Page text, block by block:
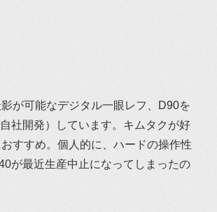
が可能なデジタル一眼レフ、D90を
社開発）しています。キムタクが好
すすめ。個人的に、ハードの操作性
が最近生産中止になってしまったの